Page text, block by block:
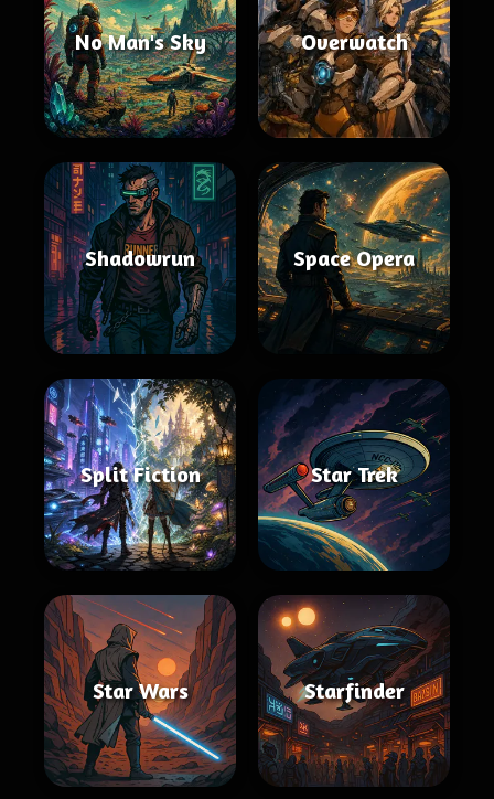
No Man's Sky Overwatch
Shadowrun Space Opera
Split Fiction Star Trek
Star Wars Starfinder